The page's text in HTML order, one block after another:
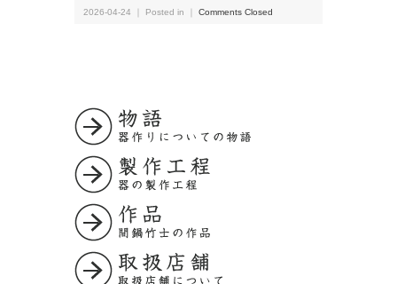
2026-04-24 ｜ Posted in ｜ Comments Closed